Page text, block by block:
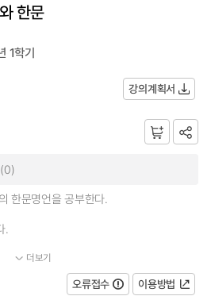
한문
1학기
강의계획서
(0)
한문명언을 공부한다.
.
더보기
오류접수 이용방법